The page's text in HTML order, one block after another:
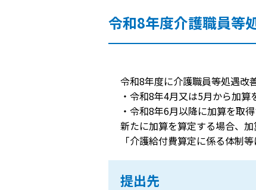
令和8年度介護職員等
令和8年度に介護職員等処遇改
・令和8年4月又は5月から加
・令和8年6月以降に加算を取
新たに加算を算定する場合、
「介護給付費算定に係る体制
提出先